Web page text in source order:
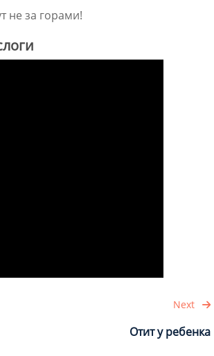
не за горами!
Next
Отит у ребенка